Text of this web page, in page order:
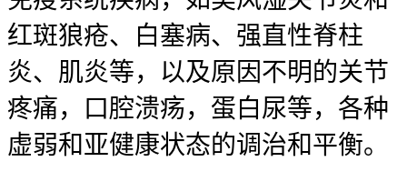
红斑狼疮、白塞病、强直性脊柱
炎、肌炎等，以及原因不明的关节
疼痛，口腔溃疡，蛋白尿等，各种
虚弱和亚健康状态的调治和平衡。